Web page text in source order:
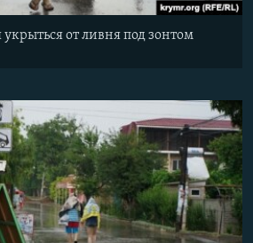
от ливня под зонтом